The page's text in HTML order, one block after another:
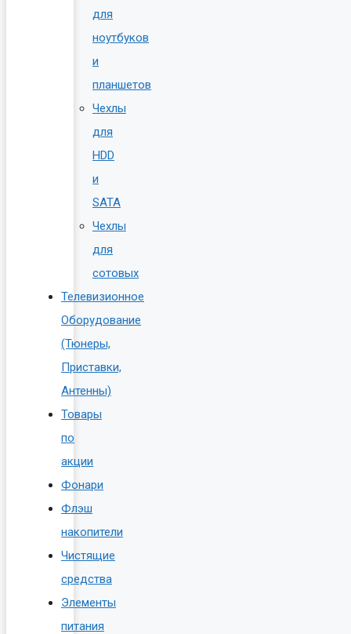
для
ноутбуков
и
планшетов
Чехлы
для
HDD
и
SATA
Чехлы
для
сотовых
Телевизионное
Оборудование
(Тюнеры,
Приставки,
Антенны)
Товары
по
акции
Фонари
Флэш
накопители
Чистящие
средства
Элементы
питания